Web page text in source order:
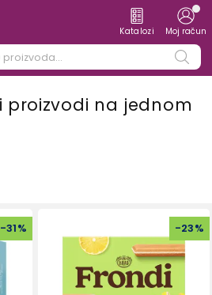
Katalozi Moj račun
proizvodi na jednom
-31% -23%